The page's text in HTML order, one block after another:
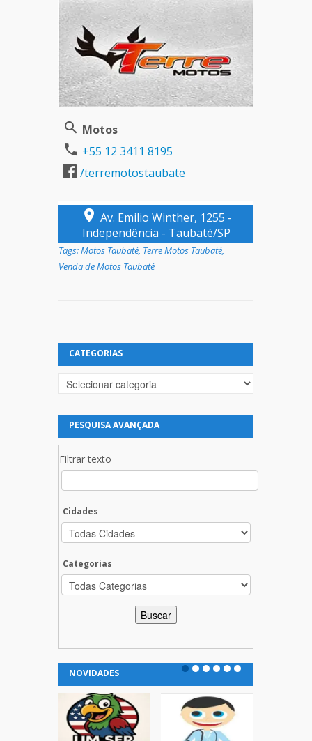
Motos
+55 12 3411 8195
/terremotostaubate
Av. Emilio Winther, 1255 -
Independência - Taubaté/SP
Tags:Motos Taubaté, Terre Motos Taubaté,
Venda de Motos Taubaté
CATEGORIAS
Categorias
PESQUISA AVANÇADA
Filtrar texto
Cidades
Categorias
NOVIDADES